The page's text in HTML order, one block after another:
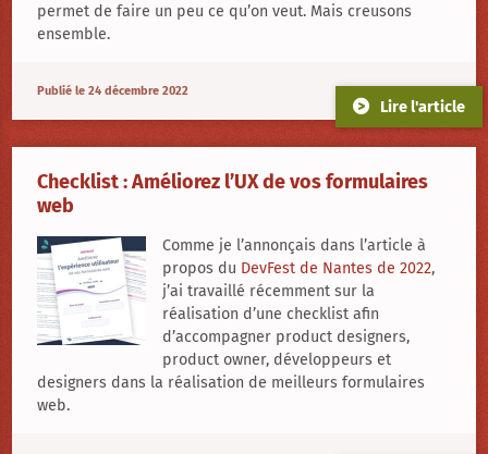
permet de faire un peu ce qu’on veut. Mais creusons
ensemble.
Publié le 24 décembre 2022
Lire l'article
Checklist : Améliorez l’UX de vos formulaires
web
Comme je l’annonçais dans l’article à
propos du DevFest de Nantes de 2022,
j’ai travaillé récemment sur la
réalisation d’une checklist afin
d’accompagner product designers,
product owner, développeurs et
designers dans la réalisation de meilleurs formulaires
web.